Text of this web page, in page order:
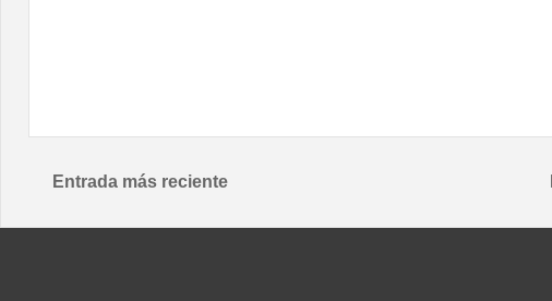
Entrada más reciente